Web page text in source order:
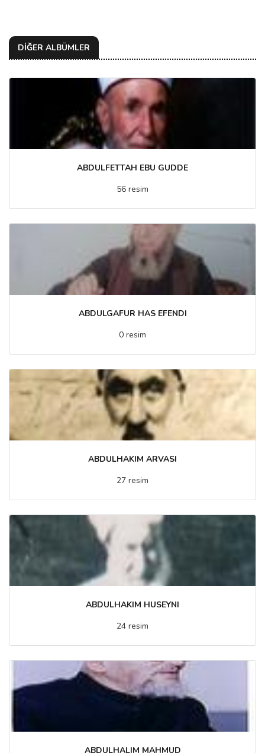
DİĞER ALBÜMLER
ABDULFETTAH EBU GUDDE
56 resim
ABDULGAFUR HAS EFENDI
0 resim
ABDULHAKIM ARVASI
27 resim
ABDULHAKIM HUSEYNI
24 resim
ABDULHALIM MAHMUD